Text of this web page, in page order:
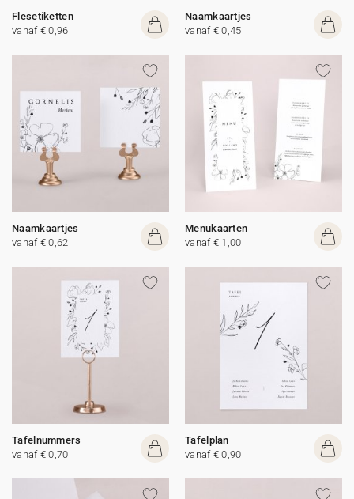
Flesetiketten
vanaf € 0,96
Naamkaartjes
vanaf € 0,45
Naamkaartjes
vanaf € 0,62
Menukaarten
vanaf € 1,00
Tafelnummers
vanaf € 0,70
Tafelplan
vanaf € 0,90